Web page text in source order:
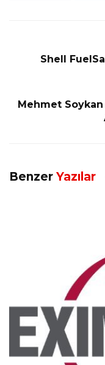
Shell
Mehmet
Benzer Yazılar